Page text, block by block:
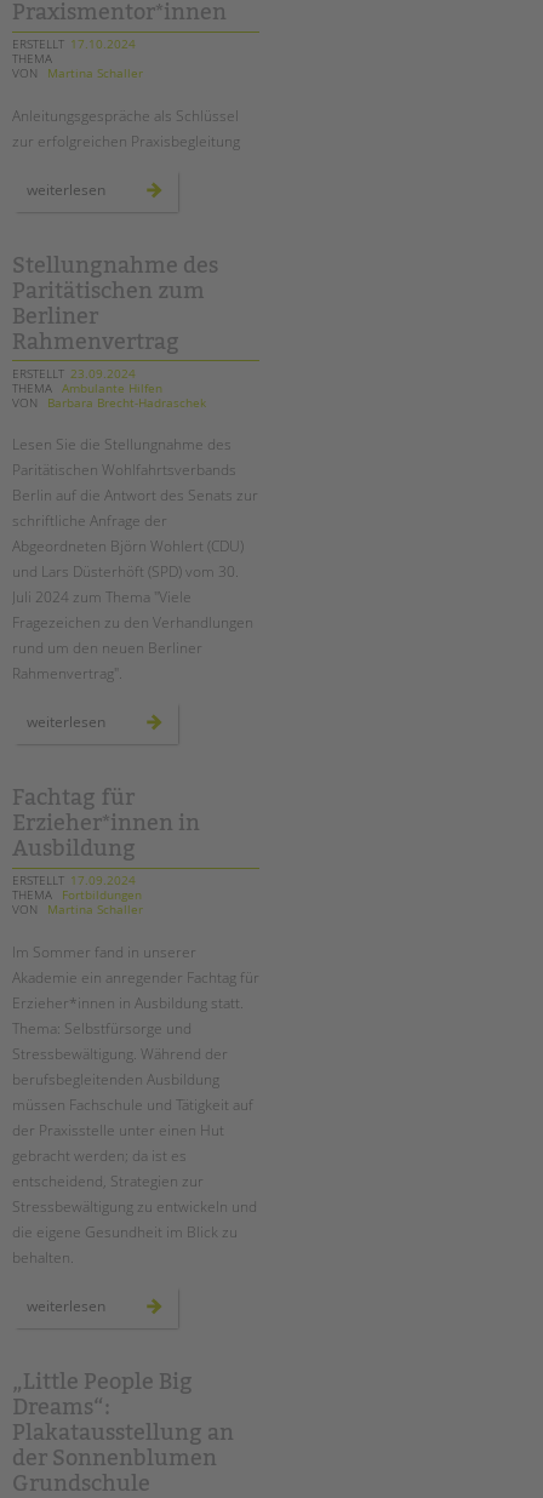
erfahrungsbericht
Praxismentor*innen
ERSTELLT 17.10.2024
THEMA
VON
Martina Schaller
Anleitungsgespräche als Schlüssel
zur erfolgreichen Praxisbegleitung
weiterlesen fachtag
Stellungnahme des
Paritätischen zum
Berliner
Rahmenvertrag
ERSTELLT 23.09.2024
THEMA Ambulante Hilfen
VON
Barbara Brecht-Hadraschek
Lesen Sie die Stellungnahme des
Paritätischen Wohlfahrtsverbands
Berlin auf die Antwort des Senats zur
schriftliche Anfrage der
Abgeordneten Björn Wohlert (CDU)
und Lars Düsterhöft (SPD) vom 30.
Juli 2024 zum Thema "Viele
Fragezeichen zu den Verhandlungen
rund um den neuen Berliner
Rahmenvertrag".
weiterlesen stellungnahme
rahmenvertrag
Fachtag für
Erzieher*innen in
Ausbildung
ERSTELLT 17.09.2024
THEMA
Fortbildungen
VON
Martina Schaller
Im Sommer fand in unserer
Akademie ein anregender Fachtag für
Erzieher*innen in Ausbildung statt.
Thema: Selbstfürsorge und
Stressbewältigung. Während der
berufsbegleitenden Ausbildung
müssen Fachschule und Tätigkeit auf
der Praxisstelle unter einen Hut
gebracht werden; da ist es
entscheidend, Strategien zur
Stressbewältigung zu entwickeln und
die eigene Gesundheit im Blick zu
behalten.
weiterlesen fachtag
„Little People Big
Dreams“:
Plakatausstellung an
der Sonnenblumen
Grundschule